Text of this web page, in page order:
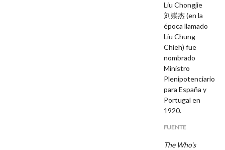
Liu Chongjie
刘崇杰 (en la
época llamado
Liu Chung-
Chieh) fue
nombrado
Ministro
Plenipotenciario
para España y
Portugal en
1920.
FUENTE
The Who's